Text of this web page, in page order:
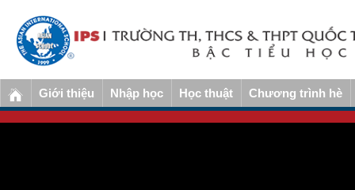
Giới thiệu Nhập học Học thuật Chương trình hè